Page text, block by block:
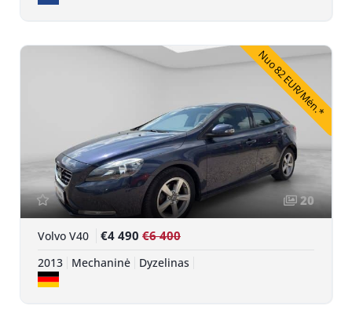
Nuo 82 EUR/Mėn.*
20
Volvo V40 €4 490 €6 400
2013 Mechaninė Dyzelinas